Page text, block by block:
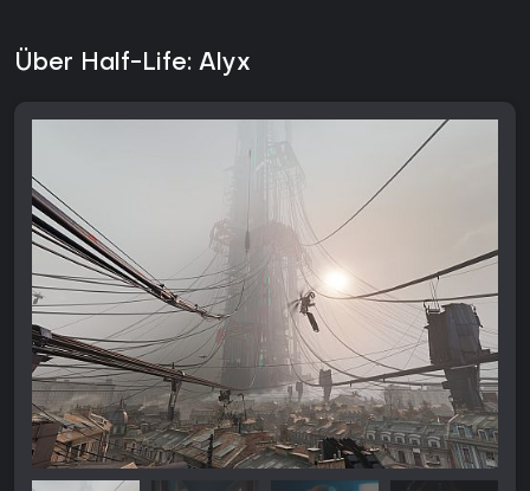
Über Half-Life: Alyx